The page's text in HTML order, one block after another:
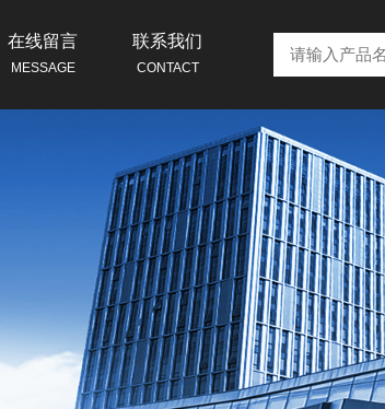
在线留言
MESSAGE
联系我们
CONTACT